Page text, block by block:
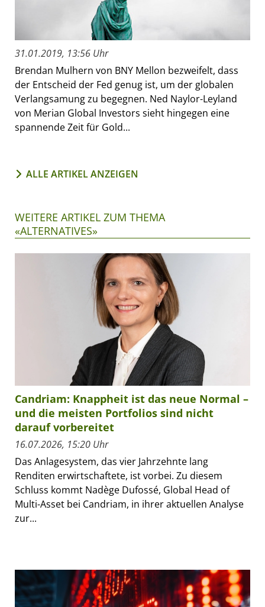
31.01.2019, 13:56 Uhr
Brendan Mulhern von BNY Mellon bezweifelt, dass
der Entscheid der Fed genug ist, um der globalen
Verlangsamung zu begegnen. Ned Naylor-Leyland
von Merian Global Investors sieht hingegen eine
spannende Zeit für Gold...
ALLE ARTIKEL ANZEIGEN
WEITERE ARTIKEL ZUM THEMA
«ALTERNATIVES»
Candriam: Knappheit ist das neue Normal –
und die meisten Portfolios sind nicht
darauf vorbereitet
16.07.2026, 15:20 Uhr
Das Anlagesystem, das vier Jahrzehnte lang
Renditen erwirtschaftete, ist vorbei. Zu diesem
Schluss kommt Nadège Dufossé, Global Head of
Multi-Asset bei Candriam, in ihrer aktuellen Analyse
zur...